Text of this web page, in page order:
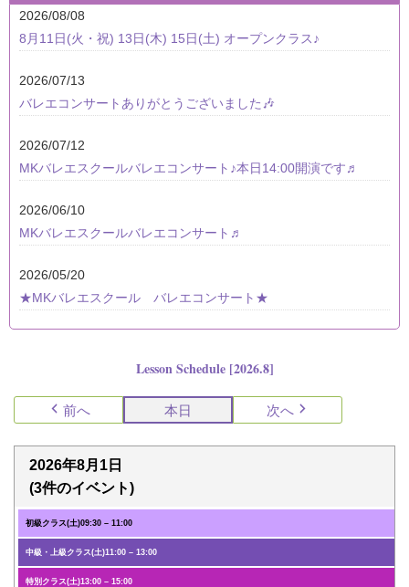
2026/08/08
8月11日(火・祝) 13日(木) 15日(土) オープンクラス♪
2026/07/13
バレエコンサートありがとうございました🎶
2026/07/12
MKバレエスクールバレエコンサート♪本日14:00開演です♬
2026/06/10
MKバレエスクールバレエコンサート♬
2026/05/20
★MKバレエスクール バレエコンサート★
Lesson Schedule [2026.8]
前へ 本日 次へ
2026年8月1日
(3件のイベント)
初級クラス(土)09:30 – 11:00
中級・上級クラス(土)11:00 – 13:00
特別クラス(土)13:00 – 15:00